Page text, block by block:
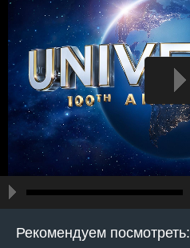
Рекомендуем посмотреть: